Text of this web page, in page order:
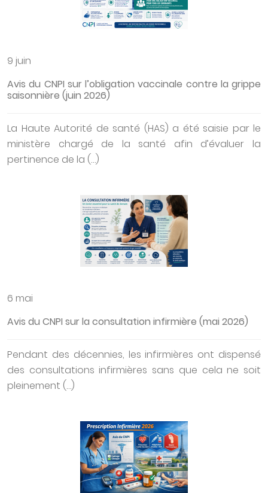
9 juin
Avis du CNPI sur l’obligation vaccinale contre la grippe
saisonnière (juin 2026)
La Haute Autorité de santé (HAS) a été saisie par le
ministère chargé de la santé afin d’évaluer la
pertinence de la (…)
6 mai
Avis du CNPI sur la consultation infirmière (mai 2026)
Pendant des décennies, les infirmières ont dispensé
des consultations infirmières sans que cela ne soit
pleinement (…)